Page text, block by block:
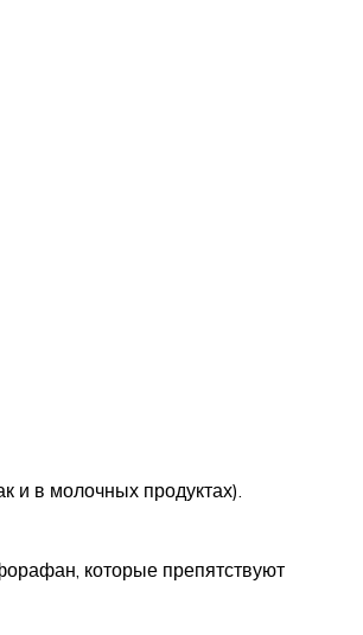
и в молочных продуктах).
которые препятствуют